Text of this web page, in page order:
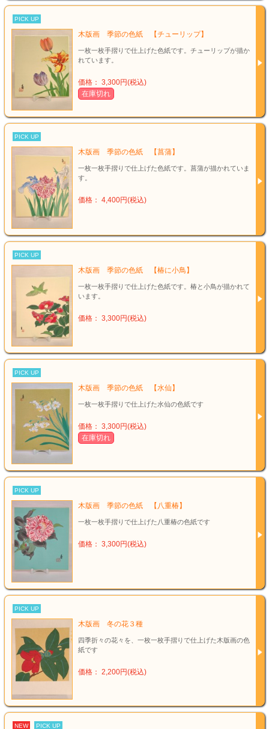
PICK UP
木版画 季節の色紙 【チューリップ】
一枚一枚手摺りで仕上げた色紙です。チューリップが描か
れています。
価格： 3,300円(税込)
在庫切れ
PICK UP
木版画 季節の色紙 【菖蒲】
一枚一枚手摺りで仕上げた色紙です。菖蒲が描かれていま
す。
価格： 4,400円(税込)
PICK UP
木版画 季節の色紙 【椿に小鳥】
一枚一枚手摺りで仕上げた色紙です。椿と小鳥が描かれて
います。
価格： 3,300円(税込)
PICK UP
木版画 季節の色紙 【水仙】
一枚一枚手摺りで仕上げた水仙の色紙です
価格： 3,300円(税込)
在庫切れ
PICK UP
木版画 季節の色紙 【八重椿】
一枚一枚手摺りで仕上げた八重椿の色紙です
価格： 3,300円(税込)
PICK UP
木版画 冬の花３種
四季折々の花々を、一枚一枚手摺りで仕上げた木版画の色
紙です
価格： 2,200円(税込)
NEW PICK UP